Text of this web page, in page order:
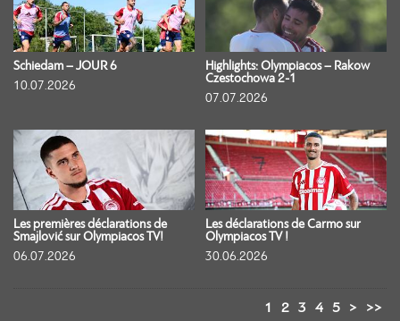
Schiedam – JOUR 6
10.07.2026
Highlights: Olympiacos – Rakow
Czestochowa 2-1
07.07.2026
Les premières déclarations de
Smajlović sur Olympiacos TV!
06.07.2026
Les déclarations de Carmo sur
Olympiacos TV !
30.06.2026
1 2 3 4 5 > >>